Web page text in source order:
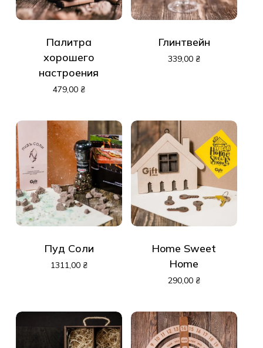
Палитра
хорошего
настроения
479,00 ₴
Глинтвейн
339,00 ₴
Пуд Соли
1311,00 ₴
Home Sweet
Home
290,00 ₴